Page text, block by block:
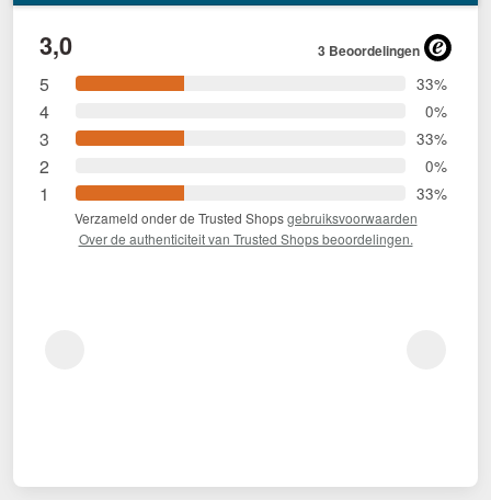
3,0 3 Beoordelingen
5 33%
4 0%
3 33%
2 0%
1 33%
Verzameld onder de Trusted Shopsgebruiksvoorwaarden
Over de authenticiteit van Trusted Shops beoordelingen.